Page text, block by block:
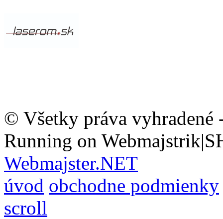
© Všetky práva vyhradené
Running on
Webmajster.NET
úvod obchodne podmienky
scroll